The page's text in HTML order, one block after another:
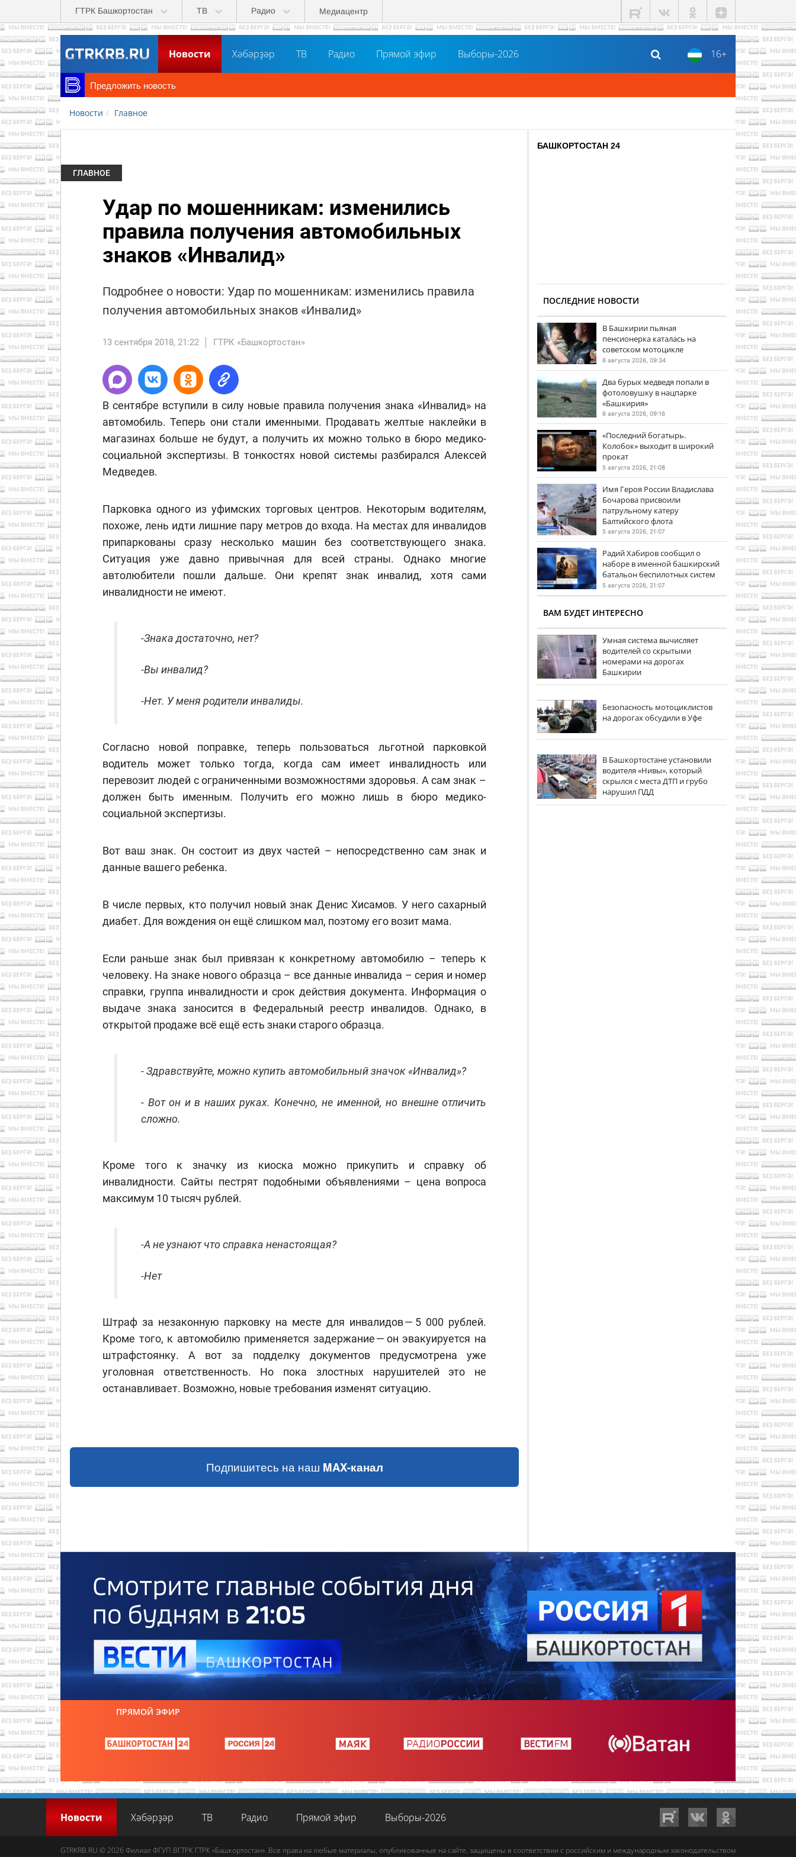
Перейти к основному содержанию
ГТРК Башкортостан ТВ Радио Медиацентр
16+
Новости Хәбәрҙәр ТВ Радио Прямой эфир Выборы-2026
Предложить новость
Новости Главное
ГЛАВНОЕ
Удар по мошенникам: изменились
правила получения автомобильных
знаков «Инвалид»
Подробнее о новости: Удар по мошенникам: изменились правила
получения автомобильных знаков «Инвалид»
13 сентября 2018, 21:22 ГТРК «Башкортостан»
В сентябре вступили в силу новые правила получения знака «Инвалид» на
автомобиль. Теперь они стали именными. Продавать желтые наклейки в
магазинах больше не будут, а получить их можно только в бюро медико-
социальной экспертизы. В тонкостях новой системы разбирался Алексей
Медведев.
Парковка одного из уфимских торговых центров. Некоторым водителям,
похоже, лень идти лишние пару метров до входа. На местах для инвалидов
припаркованы сразу несколько машин без соответствующего знака.
Ситуация уже давно привычная для всей страны. Однако многие
автолюбители пошли дальше. Они крепят знак инвалид, хотя сами
инвалидности не имеют.
-Знака достаточно, нет?
-Вы инвалид?
-Нет. У меня родители инвалиды.
Согласно новой поправке, теперь пользоваться льготной парковкой
водитель может только тогда, когда сам имеет инвалидность или
перевозит людей с ограниченными возможностями здоровья. А сам знак –
должен быть именным. Получить его можно лишь в бюро медико-
социальной экспертизы.
Вот ваш знак. Он состоит из двух частей – непосредственно сам знак и
данные вашего ребенка.
В числе первых, кто получил новый знак Денис Хисамов. У него сахарный
диабет. Для вождения он ещё слишком мал, поэтому его возит мама.
Если раньше знак был привязан к конкретному автомобилю – теперь к
человеку. На знаке нового образца – все данные инвалида – серия и номер
справки, группа инвалидности и срок действия документа. Информация о
выдаче знака заносится в Федеральный реестр инвалидов. Однако, в
открытой продаже всё ещё есть знаки старого образца.
- Здравствуйте, можно купить автомобильный значок «Инвалид»?
- Вот он и в наших руках. Конечно, не именной, но внешне отличить
сложно.
Кроме того к значку из киоска можно прикупить и справку об
инвалидности. Сайты пестрят подобными объявлениями – цена вопроса
максимум 10 тысяч рублей.
-А не узнают что справка ненастоящая?
-Нет
Штраф за незаконную парковку на месте для инвалидов — 5 000 рублей.
Кроме того, к автомобилю применяется задержание — он эвакуируется на
штрафстоянку. А вот за подделку документов предусмотрена уже
уголовная ответственность. Но пока злостных нарушителей это не
останавливает. Возможно, новые требования изменят ситуацию.
Подпишитесь на наш MAX-канал
БАШКОРТОСТАН 24
ПОСЛЕДНИЕ НОВОСТИ
В Башкирии пьяная
пенсионерка каталась на
советском мотоцикле
6 августа 2026, 09:34
Два бурых медведя попали в
фотоловушку в нацпарке
«Башкирия»
6 августа 2026, 09:16
«Последний богатырь.
Колобок» выходит в широкий
прокат
5 августа 2026, 21:08
Имя Героя России Владислава
Бочарова присвоили
патрульному катеру
Балтийского флота
5 августа 2026, 21:07
Радий Хабиров сообщил о
наборе в именной башкирский
батальон беспилотных систем
5 августа 2026, 21:07
ВАМ БУДЕТ ИНТЕРЕСНО
Умная система вычисляет
водителей со скрытыми
номерами на дорогах
Башкирии
Безопасность мотоциклистов
на дорогах обсудили в Уфе
В Башкортостане установили
водителя «Нивы», который
скрылся с места ДТП и грубо
нарушил ПДД
ПРЯМОЙ ЭФИР
Новости Хәбәрҙәр ТВ Радио Прямой эфир Выборы-2026
GTRKRB.RU © 2026 Филиал ФГУП ВГТРК ГТРК «Башкортостан». Все права на любые материалы, опубликованные на сайте, защищены в соответствии с российским и международным законодательством